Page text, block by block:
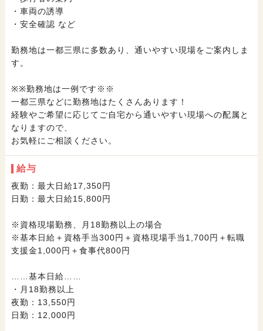
・車両の誘導
・安全確認 など
勤務地は一都三県に多数あり、通いやすい現場をご案内しま
す。
※※勤務地は一例です※※
一都三県などに勤務地はたくさんあります！
経験やご希望に応じてご自宅から通いやすい現場への配属と
なりますので、
お気軽にご相談ください。
給与
夜勤：最大日給17,350円
日勤：最大日給15,800円
※資格現場勤務、月18勤務以上の場合
※基本日給＋資格手当300円＋資格現場手当1,700円＋転職
支援金1,000円＋食事代800円
……基本日給……
・月18勤務以上
夜勤：13,550円
日勤：12,000円